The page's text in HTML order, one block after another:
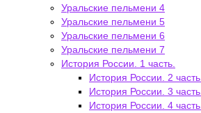
Уральские пельмени 4
Уральские пельмени 5
Уральские пельмени 6
Уральские пельмени 7
История России. 1 часть.
История России. 2 часть.
История России. 3 часть.
История России. 4 часть.